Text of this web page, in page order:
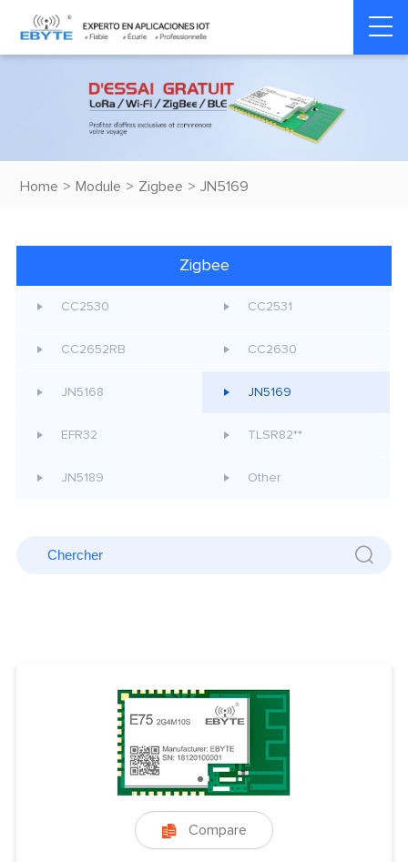
Home > Module > Zigbee > JN5169
Zigbee
CC2530 CC2531
CC2652RB CC2630
JN5168 JN5169
EFR32 TLSR82**
JN5189 Other
 Compare